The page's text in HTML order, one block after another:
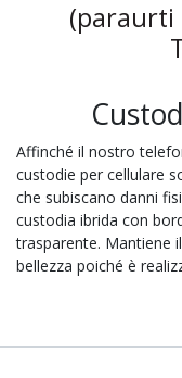
(paraurti
Affinché il nostro
custodie per cellulare
che subiscano danni
custodia ibrida con
trasparente. Mantiene
bellezza poiché è